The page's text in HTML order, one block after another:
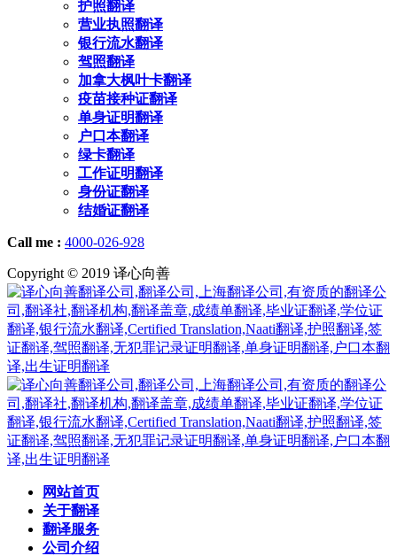
护照翻译
营业执照翻译
银行流水翻译
驾照翻译
加拿大枫叶卡翻译
疫苗接种证翻译
单身证明翻译
户口本翻译
绿卡翻译
工作证明翻译
身份证翻译
结婚证翻译
Call me : 4000-026-928
Copyright © 2019 译心向善
网站首页
关于翻译
翻译服务
公司介绍